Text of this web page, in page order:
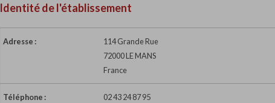
Identité de l'établissement
Adresse :
114 Grande Rue
72000 LE MANS
France
Téléphone : 02 43 24 87 95